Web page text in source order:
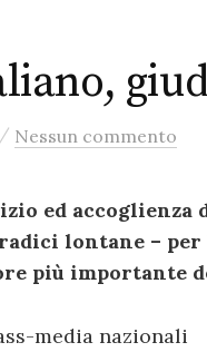
/ Nessun commento
ed accoglienza
lontane –
più importante
media nazionali